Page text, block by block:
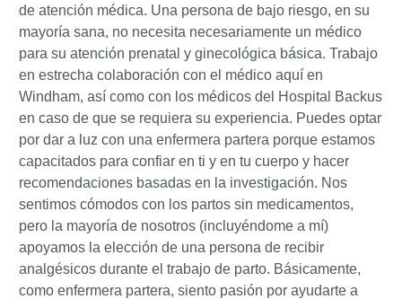
de atención médica. Una persona de bajo riesgo, en su
mayoría sana, no necesita necesariamente un médico
para su atención prenatal y ginecológica básica. Trabajo
en estrecha colaboración con el médico aquí en
Windham, así como con los médicos del Hospital Backus
en caso de que se requiera su experiencia. Puedes optar
por dar a luz con una enfermera partera porque estamos
capacitados para confiar en ti y en tu cuerpo y hacer
recomendaciones basadas en la investigación. Nos
sentimos cómodos con los partos sin medicamentos,
pero la mayoría de nosotros (incluyéndome a mí)
apoyamos la elección de una persona de recibir
analgésicos durante el trabajo de parto. Básicamente,
como enfermera partera, siento pasión por ayudarte a